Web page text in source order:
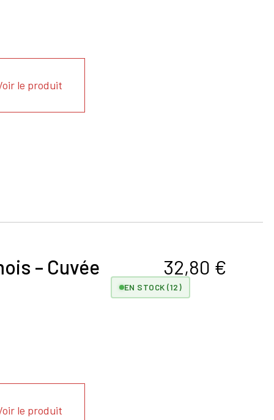
le produit
– Cuvée
32,80 €
EN STOCK (12)
le produit